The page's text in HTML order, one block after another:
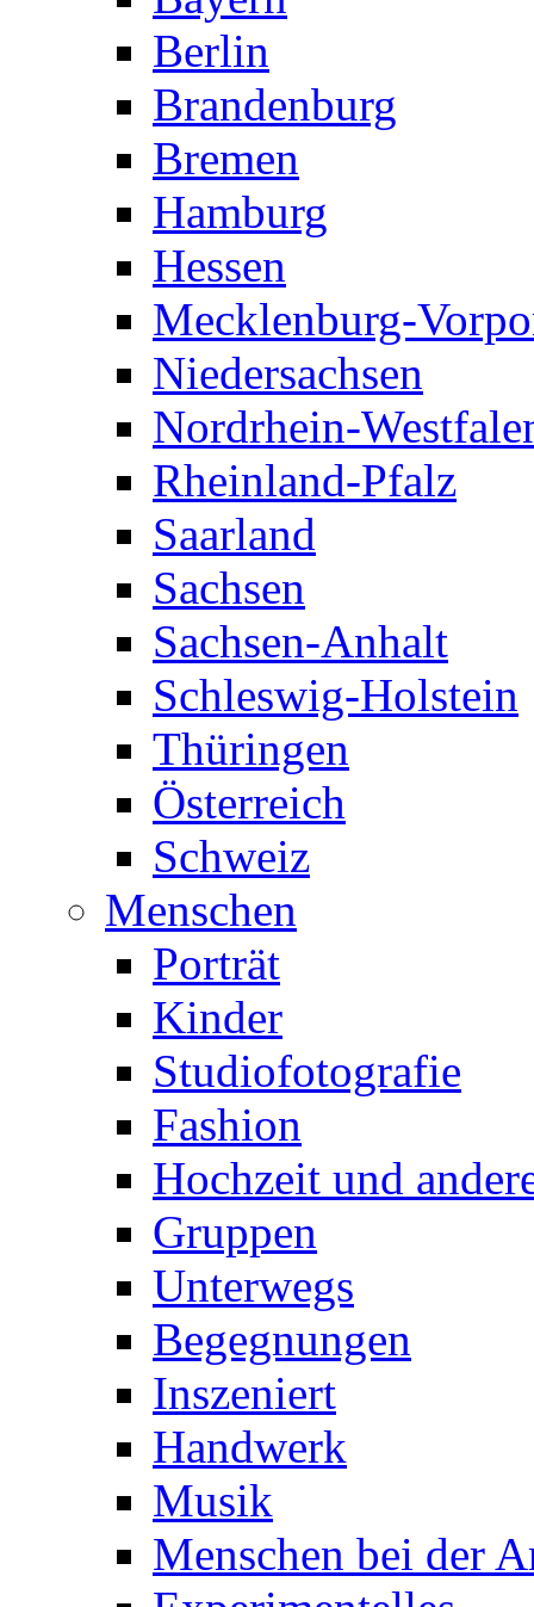
Berlin
Brandenburg
Bremen
Hamburg
Hessen
Mecklenburg-
Niedersachsen
Nordrhein-
Rheinland-Pfalz
Saarland
Sachsen
Sachsen-Anhalt
Schleswig-Holstein
Thüringen
Österreich
Schweiz
Menschen
Porträt
Kinder
Studiofotografie
Fashion
Hochzeit und
Gruppen
Unterwegs
Begegnungen
Inszeniert
Handwerk
Musik
Menschen bei der